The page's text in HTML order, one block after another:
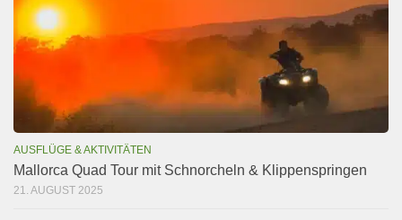
AUSFLÜGE & AKTIVITÄTEN
Mallorca Quad Tour mit Schnorcheln & Klippenspringen
21. AUGUST 2025